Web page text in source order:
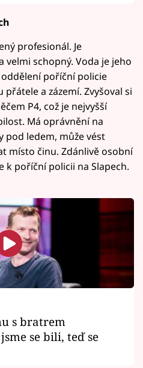
profesionál. Je
schopný. Voda je jeho
poříční policie
a zázemí. Zvyšoval si
P4, což je nejvyšší
Má oprávnění na
pod ledem, může vést
místo činu. Zdánlivě osobní
poříční policii na Slapech.
s bratrem
se bili, teď se